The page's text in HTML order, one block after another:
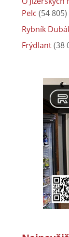
Pelc (54 805)
Rybník
Frýdlant(38